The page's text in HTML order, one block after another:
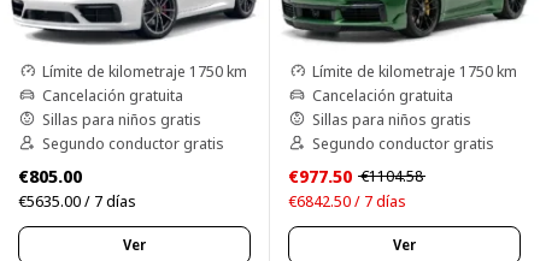
Límite de kilometraje 1750 km
Cancelación gratuita
Sillas para niños gratis
Segundo conductor gratis
€805.00
€5635.00 / 7 días
Ver
Límite de kilometraje 1750 km
Cancelación gratuita
Sillas para niños gratis
Segundo conductor gratis
€977.50 €1104.58
€6842.50 / 7 días
Ver